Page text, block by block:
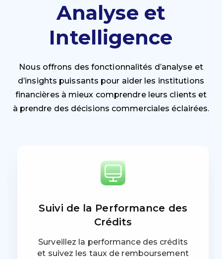
Analyse et
Intelligence
Nous offrons des fonctionnalités d’analyse et
d’insights puissants pour aider les institutions
financières à mieux comprendre leurs clients et
à prendre des décisions commerciales éclairées.
Suivi de la Performance des
Crédits
Surveillez la performance des crédits
et suivez les taux de remboursement